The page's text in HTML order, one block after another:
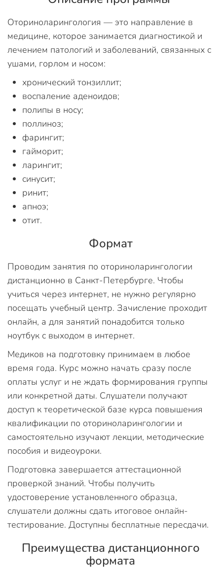
Оториноларингология — это направление в
медицине, которое занимается диагностикой и
лечением патологий и заболеваний, связанных с
ушами, горлом и носом:
хронический тонзиллит;
воспаление аденоидов;
полипы в носу;
поллиноз;
фарингит;
гайморит;
ларингит;
синусит;
ринит;
апноэ;
отит.
Формат
Проводим занятия по оториноларингологии
дистанционно в Санкт-Петербурге. Чтобы
учиться через интернет, не нужно регулярно
посещать учебный центр. Зачисление проходит
онлайн, а для занятий понадобится только
ноутбук с выходом в интернет.
Медиков на подготовку принимаем в любое
время года. Курс можно начать сразу после
оплаты услуг и не ждать формирования группы
или конкретной даты. Слушатели получают
доступ к теоретической базе курса повышения
квалификации по оториноларингологии и
самостоятельно изучают лекции, методические
пособия и видеоуроки.
Подготовка завершается аттестационной
проверкой знаний. Чтобы получить
удостоверение установленного образца,
слушатели должны сдать итоговое онлайн-
тестирование. Доступны бесплатные пересдачи.
Преимущества дистанционного
формата